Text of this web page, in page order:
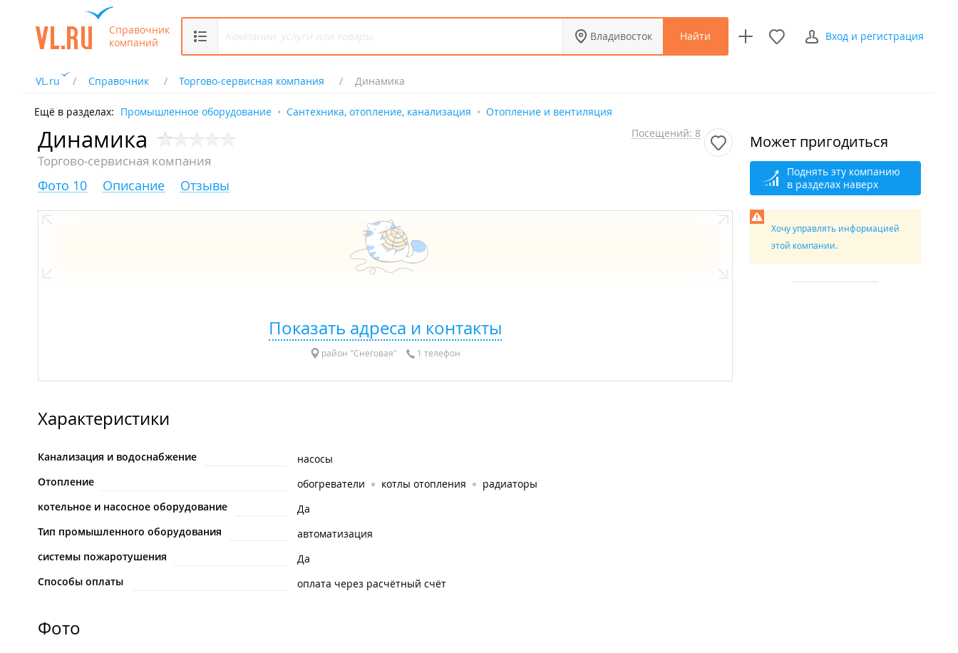
Справочник
компаний
Владивосток Найти Вход и регистрация
VL.ru Справочник Торгово-сервисная компания Динамика
Ещё в разделах: Промышленное оборудование Сантехника, отопление, канализация Отопление и вентиляция
Динамика
Торгово-сервисная компания
Посещений: 8
Фото 10 Описание Отзывы
Показать адреса и контакты
район "Снеговая" 1 телефон
Характеристики
Канализация и водоснабжение
насосы
Отопление
обогреватели котлы отопления
радиаторы
котельное и насосное оборудование
Да
Тип промышленного оборудования
автоматизация
системы пожаротушения
Да
Способы оплаты
оплата через расчётный счёт
Фото
Может пригодиться
Поднять эту компанию
в разделах наверх
Хочу управлять информацией
этой компании.